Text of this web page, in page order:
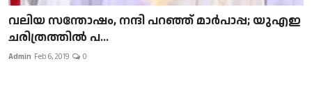
വലിയ സന്തോഷം, നന്ദി പറഞ്ഞ് മാർപാപ്പ; യുഎഇ
ചരിത്രത്തിൽ പ...
Admin Feb 6, 2019 0